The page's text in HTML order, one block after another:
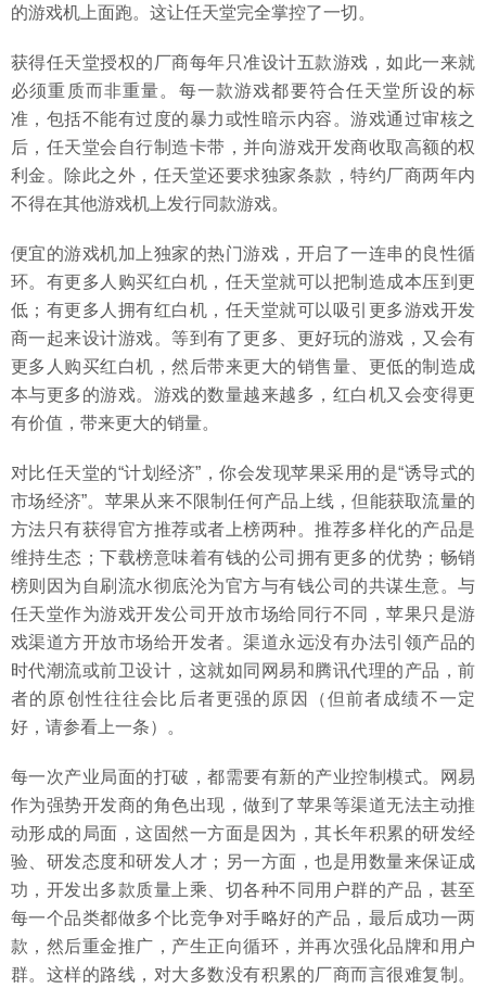
的游戏机上面跑。这让任天堂完全掌控了一切。
获得任天堂授权的厂商每年只准设计五款游戏，如此一来就
必须重质而非重量。每一款游戏都要符合任天堂所设的标
准，包括不能有过度的暴力或性暗示内容。游戏通过审核之
后，任天堂会自行制造卡带，并向游戏开发商收取高额的权
利金。除此之外，任天堂还要求独家条款，特约厂商两年内
不得在其他游戏机上发行同款游戏。
便宜的游戏机加上独家的热门游戏，开启了一连串的良性循
环。有更多人购买红白机，任天堂就可以把制造成本压到更
低；有更多人拥有红白机，任天堂就可以吸引更多游戏开发
商一起来设计游戏。等到有了更多、更好玩的游戏，又会有
更多人购买红白机，然后带来更大的销售量、更低的制造成
本与更多的游戏。游戏的数量越来越多，红白机又会变得更
有价值，带来更大的销量。
对比任天堂的“计划经济”，你会发现苹果采用的是“诱导式的
市场经济”。苹果从来不限制任何产品上线，但能获取流量的
方法只有获得官方推荐或者上榜两种。推荐多样化的产品是
维持生态；下载榜意味着有钱的公司拥有更多的优势；畅销
榜则因为自刷流水彻底沦为官方与有钱公司的共谋生意。与
任天堂作为游戏开发公司开放市场给同行不同，苹果只是游
戏渠道方开放市场给开发者。渠道永远没有办法引领产品的
时代潮流或前卫设计，这就如同网易和腾讯代理的产品，前
者的原创性往往会比后者更强的原因（但前者成绩不一定
好，请参看上一条）。
每一次产业局面的打破，都需要有新的产业控制模式。网易
作为强势开发商的角色出现，做到了苹果等渠道无法主动推
动形成的局面，这固然一方面是因为，其长年积累的研发经
验、研发态度和研发人才；另一方面，也是用数量来保证成
功，开发出多款质量上乘、切各种不同用户群的产品，甚至
每一个品类都做多个比竞争对手略好的产品，最后成功一两
款，然后重金推广，产生正向循环，并再次强化品牌和用户
群。这样的路线，对大多数没有积累的厂商而言很难复制。